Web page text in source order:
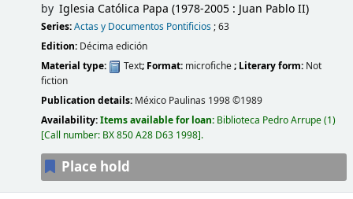
by Iglesia Católica Papa (1978-2005 : Juan Pablo II)
Series:Actas y Documentos Pontificios; 63
Edition: Décima edición
Material type:
Text; Format: microfiche; Literary form: Not
fiction
Publication details: México Paulinas 1998 ©1989
Availability:Items available for loan: Biblioteca Pedro Arrupe(1)
Call number: BX 850 A28 D63 1998 .
Place hold